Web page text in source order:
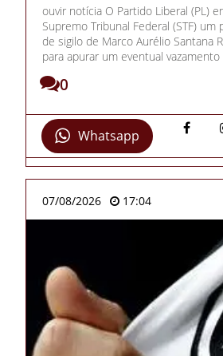
ouvir notícia O Partido Liberal (PL)
Supremo Tribunal Federal (STF)
de sigilo de Marco Aurélio Santana
para apurar um eventual vazamento
0
Whatsapp
07/08/2026 17:04